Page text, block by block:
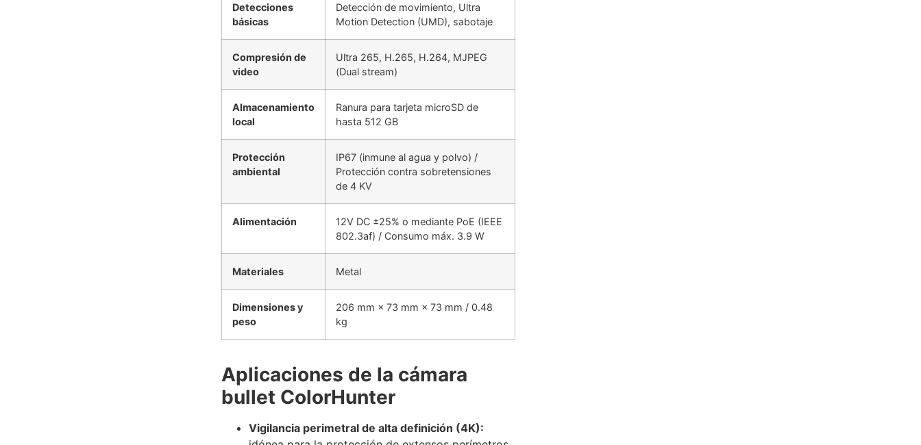
Detecciones
básicas
Detección de movimiento, Ultra
Motion Detection (UMD), sabotaje
Compresión de
video
Ultra 265, H.265, H.264, MJPEG
(Dual stream)
Almacenamiento
local
Ranura para tarjeta microSD de
hasta 512 GB
Protección
ambiental
IP67 (inmune al agua y polvo) /
Protección contra sobretensiones
de 4 KV
Alimentación
12V DC ±25% o mediante PoE (IEEE
802.3af) / Consumo máx. 3.9 W
Materiales Metal
Dimensiones y
peso
206 mm × 73 mm × 73 mm / 0.48
kg
Aplicaciones de la cámara
bullet ColorHunter
Vigilancia perimetral de alta definición (4K):